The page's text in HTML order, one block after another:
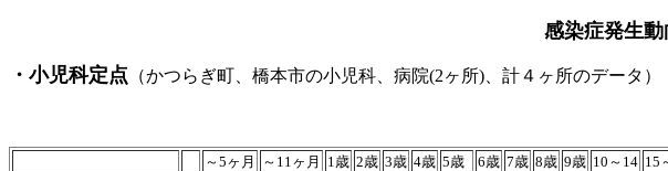
感染症発生動
・小児科定点 （かつらぎ町、橋本市の小児科、病院(2ヶ所)、計４ヶ所のデータ）
平成23年1月17日～平
～5ヶ月 ～11ヶ月 1歳 2歳 3歳 4歳 5歳 6歳 7歳 8歳 9歳 10～14 15